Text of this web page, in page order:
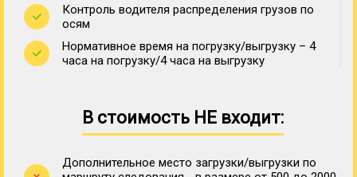
Контроль водителя распределения грузов по
осям
Нормативное время на погрузку/выгрузку – 4
часа на погрузку/4 часа на выгрузку
В стоимость НЕ входит:
Дополнительное место загрузки/выгрузки по